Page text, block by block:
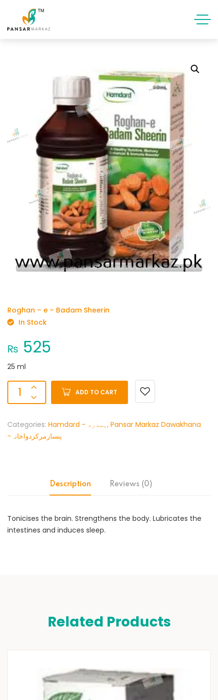
Roghan – e – Badam Sheerin
In Stock
₨ 525
25 ml
ADD TO CART
Categories: Hamdard - ہمدرد, Pansar Markaz Dawakhana
-پنسارمرکزدواخانہ
Description Reviews (0)
Tonicises the brain. Strengthens the body. Lubricates the
intestines and induces sleep.
Related Products